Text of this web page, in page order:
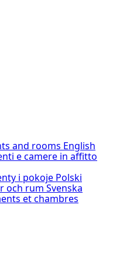
English
Polski
Svenska